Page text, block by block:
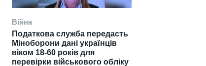
Війна
Податкова служба передасть
Міноборони дані українців
віком 18-60 років для
перевірки військового обліку